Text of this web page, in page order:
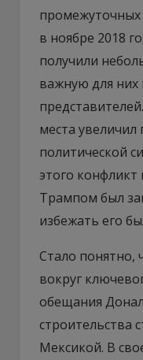
в ноябре 2018
получили
важную для них
места увеличил
политической
этого
Трампом был
избежать его
Стало понятно,
вокруг
обещания
строительства
Мексикой. В